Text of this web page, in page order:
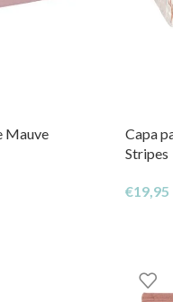
Mauve
Capa
Stripes
€19,95